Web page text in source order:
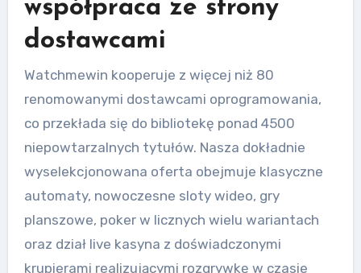
współpraca ze strony
dostawcami
Watchmewin kooperuje z więcej niż 80
renomowanymi dostawcami oprogramowania,
co przekłada się do bibliotekę ponad 4500
niepowtarzalnych tytułów. Nasza dokładnie
wyselekcjonowana oferta obejmuje klasyczne
automaty, nowoczesne sloty wideo, gry
planszowe, poker w licznych wielu wariantach
oraz dział live kasyna z doświadczonymi
krupierami realizującymi rozgrywkę w czasie